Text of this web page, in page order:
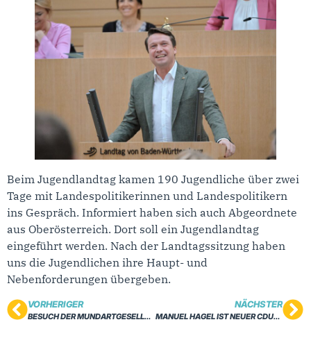
Beim Jugendlandtag kamen 190 Jugendliche über zwei
Tage mit Landespolitikerinnen und Landespolitikern
ins Gespräch. Informiert haben sich auch Abgeordnete
aus Oberösterreich. Dort soll ein Jugendlandtag
eingeführt werden. Nach der Landtagssitzung haben
uns die Jugendlichen ihre Haupt- und
Nebenforderungen übergeben.
VORHERIGER
BESUCH DER MUNDARTGESELLSCHAFT WÜRTTEMBERG
NÄCHSTER
MANUEL HAGEL IST NEUER CDU-LANDESVORSITZENDER